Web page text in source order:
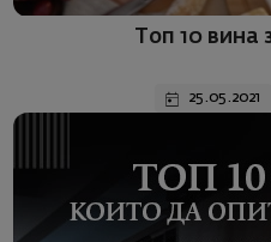
Топ 10 вина
25.05.2021